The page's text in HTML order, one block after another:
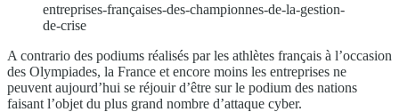
entreprises-françaises-des-championnes-de-la-gestion-
de-crise
A contrario des podiums réalisés par les athlètes français à l’occasion
des Olympiades, la France et encore moins les entreprises ne
peuvent aujourd’hui se réjouir d’être sur le podium des nations
faisant l’objet du plus grand nombre d’attaque cyber.